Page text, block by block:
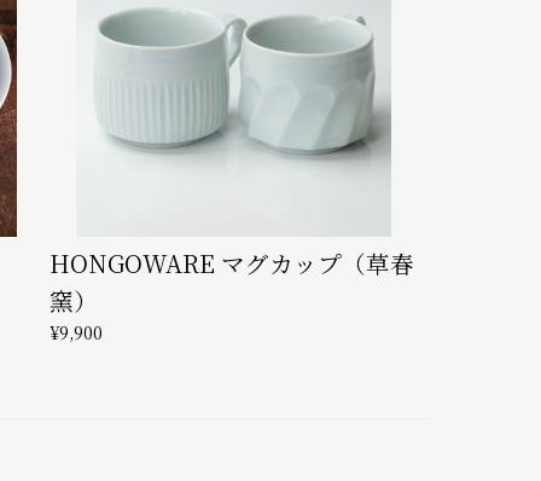
HONGOWARE マグカップ（草春
窯）
¥9,900